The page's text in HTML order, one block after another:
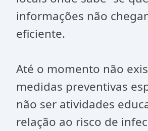
informações não
eficiente.
Até o momento não
medidas preventivas
não ser atividades
relação ao risco de